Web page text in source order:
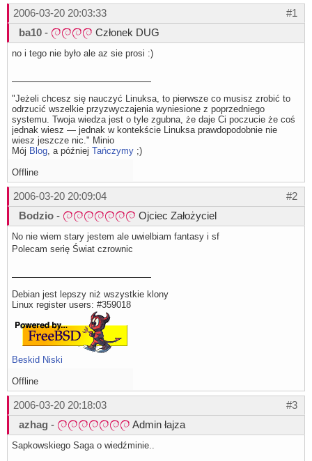
#1
2006-03-20 20:03:33
ba10 - Członek DUG
no i tego nie było ale az sie prosi :)
"Jeżeli chcesz się nauczyć Linuksa, to pierwsze co musisz zrobić to
odrzucić wszelkie przyzwyczajenia wyniesione z poprzedniego
systemu. Twoja wiedza jest o tyle zgubna, że daje Ci poczucie że coś
jednak wiesz — jednak w kontekście Linuksa prawdopodobnie nie
wiesz jeszcze nic." Minio
Mój Blog, a później Tańczymy ;)
Offline
#2
2006-03-20 20:09:04
Bodzio - Ojciec Założyciel
No nie wiem stary jestem ale uwielbiam fantasy i sf
Polecam serię Świat czrownic
Debian jest lepszy niż wszystkie klony
Linux register users: #359018
Beskid Niski
Offline
#3
2006-03-20 20:18:03
azhag - Admin łajza
Sapkowskiego Saga o wiedźminie..